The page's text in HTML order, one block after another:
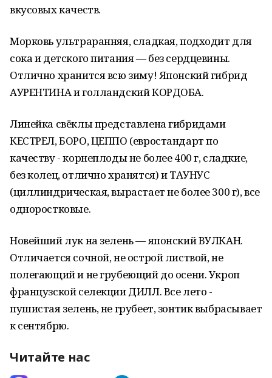
вкусовых качеств.
Морковь ультраранняя, сладкая, подходит для
сока и детского питания — без сердцевины.
Отлично хранится всю зиму! Японский гибрид
АУРЕНТИНА и голландский КОРДОБА.
Линейка свёклы представлена гибридами
КЕСТРЕЛ, БОРО, ЦЕППО (евростандарт по
качеству - корнеплоды не более 400 г, сладкие,
без колец, отлично хранятся) и ТАУНУС
(циллиндрическая, вырастает не более 300 г), все
одноростковые.
Новейший лук на зелень — японский ВУЛКАН.
Отличается сочной, не острой листвой, не
полегающий и не грубеющий до осени. Укроп
французской селекции ДИЛЛ. Все лето -
пушистая зелень, не грубеет, зонтик выбрасывает
к сентябрю.
Читайте нас